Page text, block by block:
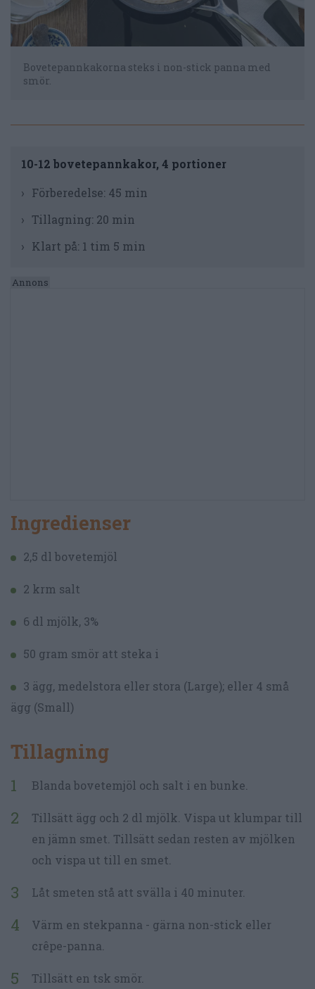
Bovetepannkakorna steks i non-stick panna med
smör.
10-12 bovetepannkakor, 4 portioner
Förberedelse: 45 min
Tillagning: 20 min
Klart på: 1 tim 5 min
Ingredienser
2,5 dl bovetemjöl
2 krm salt
6 dl mjölk, 3%
50 gram smör att steka i
3 ägg, medelstora eller stora (Large); eller 4 små
ägg (Small)
Tillagning
Blanda bovetemjöl och salt i en bunke.
Tillsätt ägg och 2 dl mjölk. Vispa ut klumpar till
en jämn smet. Tillsätt sedan resten av mjölken
och vispa ut till en smet.
Låt smeten stå att svälla i 40 minuter.
Värm en stekpanna - gärna non-stick eller
crêpe-panna.
Tillsätt en tsk smör.